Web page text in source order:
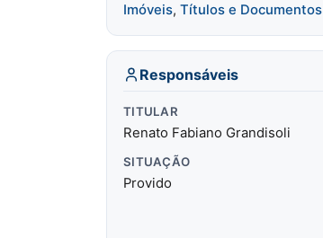
Imóveis, Títulos e Documentos
Responsáveis
TITULAR
Renato Fabiano Grandisoli
SITUAÇÃO
Provido